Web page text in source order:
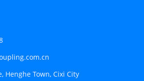
Henghe Town, Cixi City